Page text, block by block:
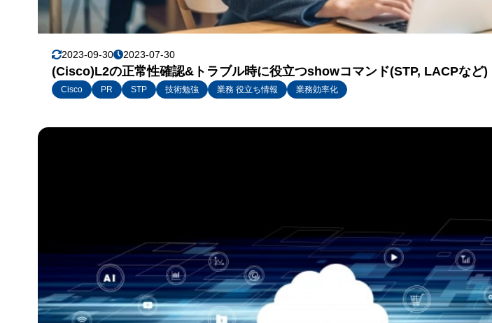
2023-09-30 2023-07-30
(Cisco)L2の正常性確認&トラブル時に役立つshowコマンド(STP, LACPなど)
Cisco PR STP 技術勉強 業務 役立ち情報
業務効率化